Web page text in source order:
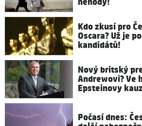
Kdo zkusí pro
Oscara? Už je
kandidátů!
Nový britský
Andrewovi? Ve
Epsteinovy
Počasí dnes: